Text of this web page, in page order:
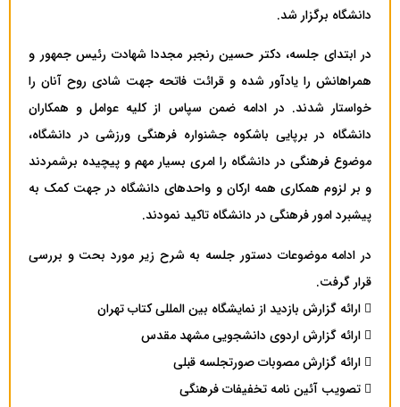
دانشگاه برگزار شد.
در ابتدای جلسه، دکتر حسین رنجبر مجددا شهادت رئیس جمهور و
همراهانش را یادآور شده و قرائت فاتحه جهت شادی روح آنان را
خواستار شدند. در ادامه ضمن سپاس از کلیه عوامل و همکاران
دانشگاه در برپایی باشکوه جشنواره فرهنگی ورزشی در دانشگاه،
موضوع فرهنگی در دانشگاه را امری بسیار مهم و پیچیده برشمردند
و بر لزوم همکاری همه ارکان و واحدهای دانشگاه در جهت کمک به
پیشبرد امور فرهنگی در دانشگاه تاکید نمودند.
در ادامه موضوعات دستور جلسه به شرح زیر مورد بحت و بررسی
قرار گرفت.
 ارائه گزارش بازدید از نمایشگاه بین المللی کتاب تهران
 ارائه گزارش اردوی دانشجویی مشهد مقدس
 ارائه گزارش مصوبات صورتجلسه قبلی
 تصویب آئین نامه تخفیفات فرهنگی